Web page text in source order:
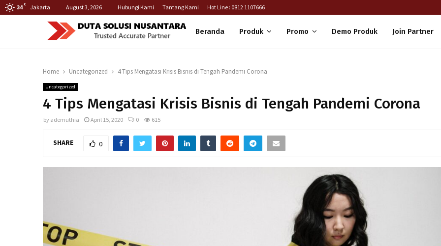
34 C Jakarta August 3, 2026 Hubungi Kami Tantang Kami Hot Line : 0812 1107666
Beranda Produk Promo Demo Produk Join Partner
Home Uncategorized 4 Tips Mengatasi Krisis Bisnis di Tengah Pandemi Corona
Uncategorized
4 Tips Mengatasi Krisis Bisnis di Tengah Pandemi Corona
by ademuthia April 15, 2020 0 615
SHARE 0